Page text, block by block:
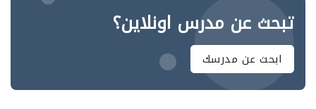
تبحث عن مدرس اونلاين؟
ابحث عن مدرسك